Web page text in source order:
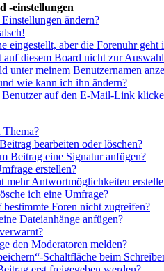
-einstellungen
ändern?
eingestellt, aber die Forenuhr geht
auf diesem Board nicht zur
unter meinem Benutzernamen
wie kann ich ihn ändern?
auf den E-Mail-Link
Thema?
bearbeiten oder löschen?
Beitrag eine Signatur anfügen?
erstellen?
mehr Antwortmöglichkeiten
ich eine Umfrage?
Foren nicht zugreifen?
Dateianhänge anfügen?
den Moderatoren melden?
Schaltfläche beim